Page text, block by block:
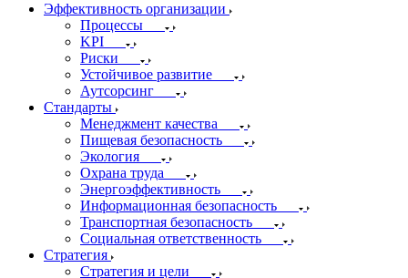
Эффективность организации
Процессы
KPI
Риски
Устойчивое развитие
Аутсорсинг
Стандарты
Менеджмент качества
Пищевая безопасность
Экология
Охрана труда
Энергоэффективность
Информационная безопасность
Транспортная безопасность
Социальная ответственность
Стратегия
Стратегия и цели